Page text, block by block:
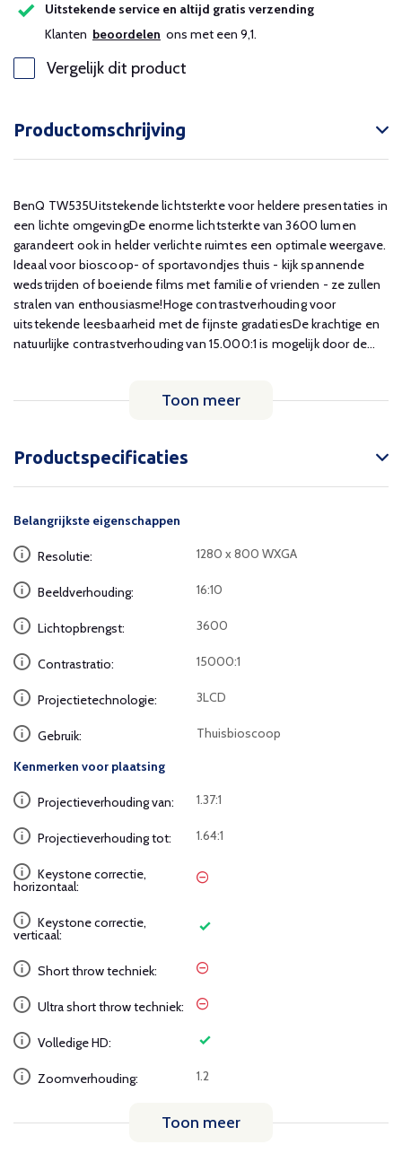
Uitstekende service en altijd gratis verzending
Klanten beoordelen ons met een 9,1.
Vergelijk dit product
Productomschrijving
BenQ TW535Uitstekende lichtsterkte voor heldere presentaties in
een lichte omgevingDe enorme lichtsterkte van 3600 lumen
garandeert ook in helder verlichte ruimtes een optimale weergave.
Ideaal voor bioscoop- of sportavondjes thuis - kijk spannende
wedstrijden of boeiende films met familie of vrienden - ze zullen
stralen van enthousiasme!Hoge contrastverhouding voor
uitstekende leesbaarheid met de fijnste gradatiesDe krachtige en
natuurlijke contrastverhouding van 15.000:1 is mogelijk door de...
Toon meer
Productspecificaties
Belangrijkste eigenschappen
Resolutie: 1280 x 800 WXGA
Beeldverhouding: 16:10
Lichtopbrengst: 3600
Contrastratio: 15000:1
Projectietechnologie: 3LCD
Gebruik: Thuisbioscoop
Kenmerken voor plaatsing
Projectieverhouding van: 1.37:1
Projectieverhouding tot: 1.64:1
Keystone correctie,
horizontaal:
Keystone correctie,
verticaal:
Short throw techniek:
Ultra short throw techniek:
Volledige HD:
Zoomverhouding: 1.2
Toon meer